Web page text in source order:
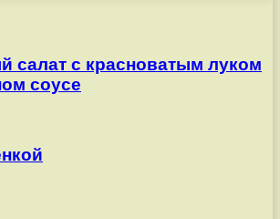
салат с красноватым луком
соусе